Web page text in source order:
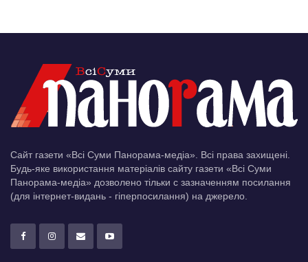
Сайт газети «Всі Суми Панорама-медіа». Всі права захищені.
Будь-яке використання матеріалів сайту газети «Всі Суми
Панорама-медіа» дозволено тільки c зазначенням посилання
(для інтернет-видань - гіперпосилання) на джерело.